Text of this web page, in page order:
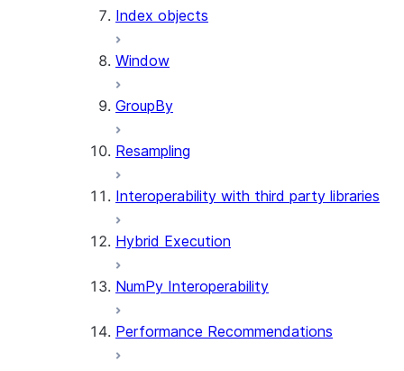
Index objects
Window
GroupBy
Resampling
Interoperability with third party libraries
Hybrid Execution
NumPy Interoperability
Performance Recommendations